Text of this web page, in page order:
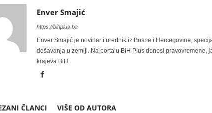
Enver Smajić
https://bihplus.ba
Enver Smajić je novinar i urednik iz Bosne i Hercegovine,
dešavanja u zemlji. Na portalu BiH Plus donosi pravovremene,
krajeva BiH.
ČLANCI VIŠE OD AUTORA